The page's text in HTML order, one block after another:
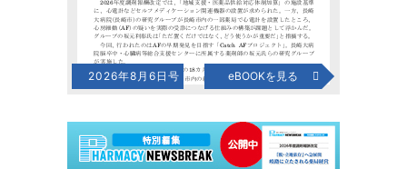
2026年8月6日号 eBOOKを見る